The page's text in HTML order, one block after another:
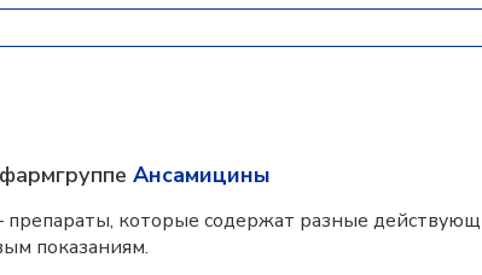
Ансамицины
которые содержат разные
показаниям.